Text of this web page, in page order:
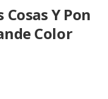
Y Pon
Color